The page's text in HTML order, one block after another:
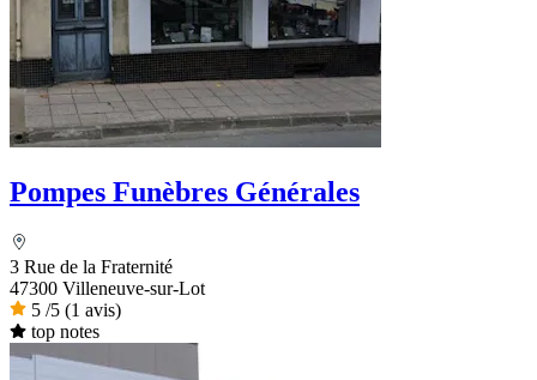
Pompes Funèbres Générales
3 Rue de la Fraternité
47300 Villeneuve-sur-Lot
5 /5 (1 avis)
top notes